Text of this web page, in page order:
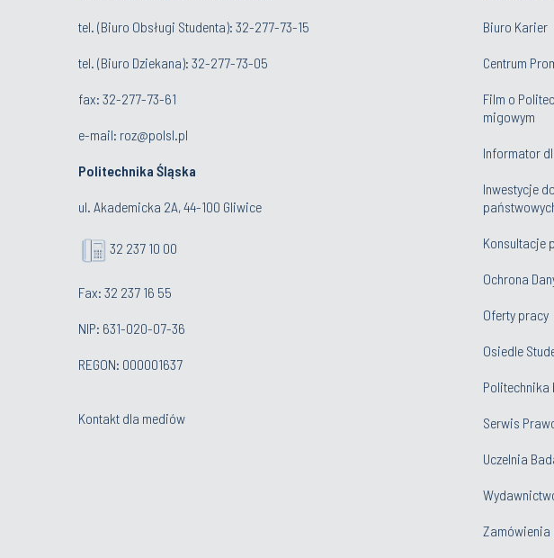
tel. (Biuro Obsługi Studenta): 32-277-73-15
tel. (Biuro Dziekana): 32-277-73-05
fax: 32-277-73-61
e-mail: roz@polsl.pl
Politechnika Śląska
ul. Akademicka 2A, 44-100 Gliwice
32 237 10 00
Fax: 32 237 16 55
NIP: 631-020-07-36
REGON: 000001637
Kontakt dla mediów
Biuro Karier
Centrum
Film o
migowym
Informator
Inwestycje
Konsultacje
Ochrona
Oferty pracy
Osiedle
Politechnika
Serwis
Uczelnia
Zamówienia